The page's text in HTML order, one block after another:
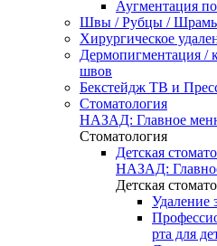
Аугментация
Швы / Рубцы /
Хирургическое
Дермопигментация /
швов
Бекстейдж ТВ и
Стоматология
НАЗАД: Главное
Стоматология
Детская
НАЗАД:
Детская
Удаление
рта для